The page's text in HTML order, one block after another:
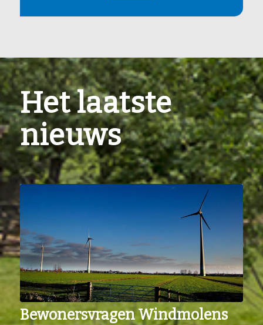
Het laatste
nieuws
Bewonersvragen Windmolens